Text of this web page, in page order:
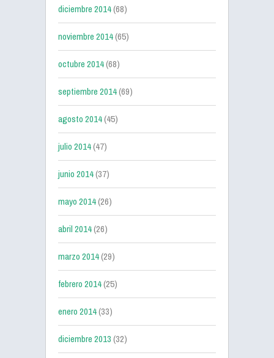
diciembre 2014(68)
noviembre 2014(65)
octubre 2014(68)
septiembre 2014(69)
agosto 2014(45)
julio 2014(47)
junio 2014(37)
mayo 2014(26)
abril 2014(26)
marzo 2014(29)
febrero 2014(25)
enero 2014(33)
diciembre 2013(32)